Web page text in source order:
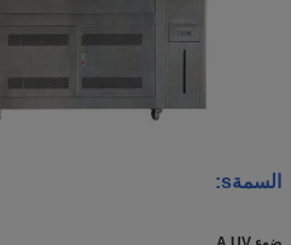
السمةs
: